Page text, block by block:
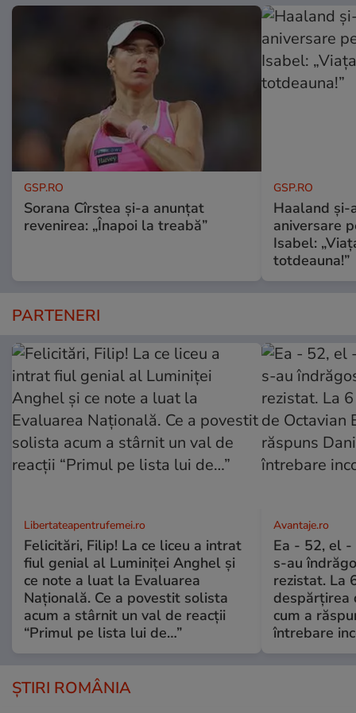
GSP.RO
Sorana Cîrstea și-a anunțat
revenirea: „Înapoi la treabă”
GSP.RO
Haaland
aniversare
Isabel:
totdeauna!”
PARTENERI
Libertateapentrufemei.ro
Felicitări, Filip! La ce liceu a intrat
fiul genial al Luminiței Anghel și
ce note a luat la Evaluarea
Națională. Ce a povestit solista
acum a stârnit un val de reacții
“Primul pe lista lui de…”
Avantaje.ro
Ea - 52, el -
s-au
rezistat. La
despărțirea
cum a
întrebare
ȘTIRI ROMÂNIA